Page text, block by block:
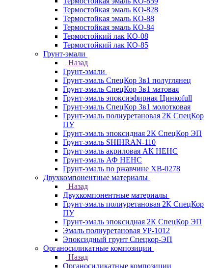
Термостойкая эмаль КО-828
Термостойкая эмаль КО-88
Термостойкая эмаль КО-84
Термостойкий лак КО-08
Термостойкий лак КО-85
Грунт-эмали
Назад
Грунт-эмали
Грунт-эмаль СпецКор 3в1 полуглянец
Грунт-эмаль СпецКор 3в1 матовая
Грунт-эмаль эпоксиэфирная Цинкоfull
Грунт-эмаль СпецКор 3в1 молотковая
Грунт-эмаль полиуретановая 2К СпецКор
ПУ
Грунт-эмаль эпоксидная 2К СпецКор ЭП
Грунт-эмаль SHIHRAN-110
Грунт-эмаль акриловая АК НЕНС
Грунт-эмаль АФ НЕНС
Грунт-эмаль по ржавчине ХВ-0278
Двухкомпонентные материалы
Назад
Двухкомпонентные материалы
Грунт-эмаль полиуретановая 2К СпецКор
ПУ
Грунт-эмаль эпоксидная 2К СпецКор ЭП
Эмаль полиуретановая УР-1012
Эпоксидный грунт Спецкор-ЭП
Органосиликатные композиции
Назад
Органосиликатные композиции